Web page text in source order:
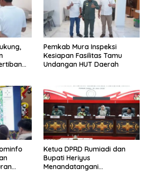
Pemkab Mura Inspeksi
Kesiapan Fasilitas Tamu
Undangan HUT Daerah
Ketua DPRD Rumiadi dan
Bupati Heriyus
Menandatangani